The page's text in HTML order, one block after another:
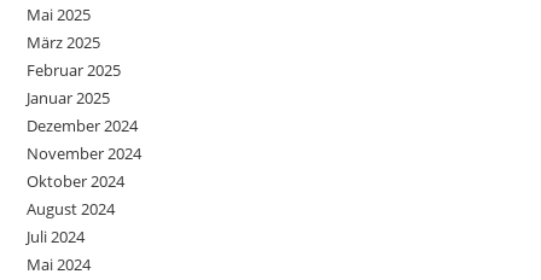
Mai 2025
März 2025
Februar 2025
Januar 2025
Dezember 2024
November 2024
Oktober 2024
August 2024
Juli 2024
Mai 2024